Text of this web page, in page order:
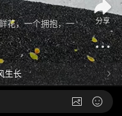
花，一个拥抱，一
生长
分享